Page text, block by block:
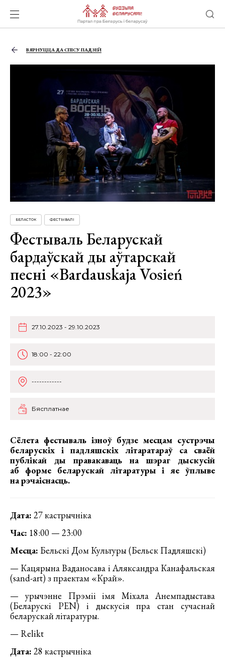
ВЯРНУЦЦА ДА СПІСУ ПАДЗЕЙ
БЕЛАСТОК ФЕСТЫВАЛІ
Фестываль Беларускай
бардаўскай ды аўтарскай
песні «Bardauskaja Vosień
2023»
27.10.2023 - 29.10.2023
18:00 - 22:00
------------
Бясплатнае
Сёлета фестываль ізноў будзе месцам сустрэчы
беларускіх і падляшскіх літаратараў са сваёй
публікай ды правакаваць на шэраг дыскусій
аб форме беларускай літаратуры і яе ўплыве
на рэчаіснасць.
Дата: 27 кастрычніка
Час: 18:00 — 23:00
Месца: Бельскі Дом Культуры (Бельск Падляшскі)
— Кацярына Ваданосава і Аляксандра Канафальская
(sand-art) з праектам «Край».
— урычэнне Прэміі імя Міхала Анемпадыстава
(Беларускі PEN) і дыскусія пра стан сучаснай
беларускай літаратуры.
— Relikt
Дата: 28 кастрычніка